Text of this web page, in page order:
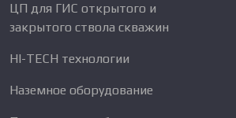
ЦП для ГИС открытого и
закрытого ствола скважин
HI-TECH технологии
Наземное оборудование